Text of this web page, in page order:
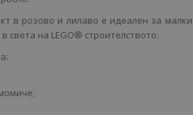
в розово и лилаво е идеален за
света на LEGO® строителството.